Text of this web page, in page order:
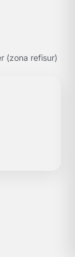
(zona refisur)